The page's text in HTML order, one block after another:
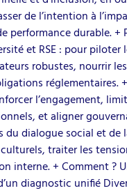
de l’intention à
performance durable. +
et RSE : pour piloter
robustes, nourrir
réglementaires.
l’engagement,
et aligner
du dialogue social et de
traiter les
interne. + Comment ?
diagnostic unifié